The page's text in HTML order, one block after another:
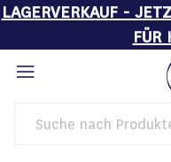
LAGERVERKAUF -
FÜR
Startseite